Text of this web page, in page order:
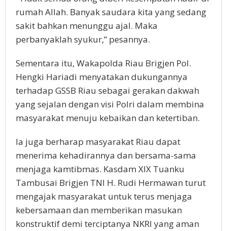
rumah Allah. Banyak saudara kita yang sedang
sakit bahkan menunggu ajal. Maka
perbanyaklah syukur,” pesannya.
Sementara itu, Wakapolda Riau Brigjen Pol.
Hengki Hariadi menyatakan dukungannya
terhadap GSSB Riau sebagai gerakan dakwah
yang sejalan dengan visi Polri dalam membina
masyarakat menuju kebaikan dan ketertiban.
Ia juga berharap masyarakat Riau dapat
menerima kehadirannya dan bersama-sama
menjaga kamtibmas. Kasdam XIX Tuanku
Tambusai Brigjen TNI H. Rudi Hermawan turut
mengajak masyarakat untuk terus menjaga
kebersamaan dan memberikan masukan
konstruktif demi terciptanya NKRI yang aman